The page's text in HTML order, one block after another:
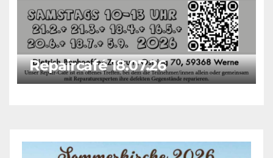
Repaircafé 18.07.26